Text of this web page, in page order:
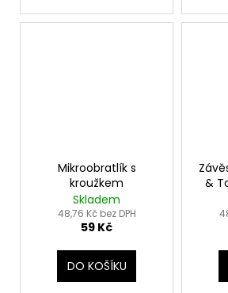
Mikroobratlík s
kroužkem
Skladem
48,76 Kč bez DPH
59 Kč
DO KOŠÍKU
&